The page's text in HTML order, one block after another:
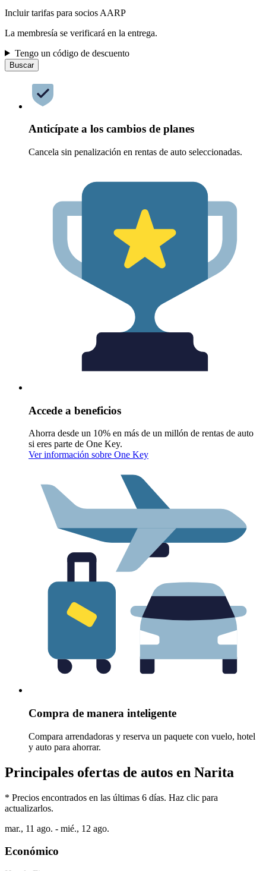
Incluir tarifas para socios AARP
La membresía se verificará en la entrega.
Tengo un código de descuento
Buscar
Anticípate a los cambios de planes
Cancela sin penalización en rentas de auto seleccionadas.
Accede a beneficios
Ahorra desde un 10% en más de un millón de rentas de auto
si eres parte de One Key.
Ver información sobre One Key
Compra de manera inteligente
Compara arrendadoras y reserva un paquete con vuelo, hotel
y auto para ahorrar.
Principales ofertas de autos en Narita
* Precios encontrados en las últimas 6 días. Haz clic para
actualizarlos.
mar., 11 ago. - mié., 12 ago.
Económico